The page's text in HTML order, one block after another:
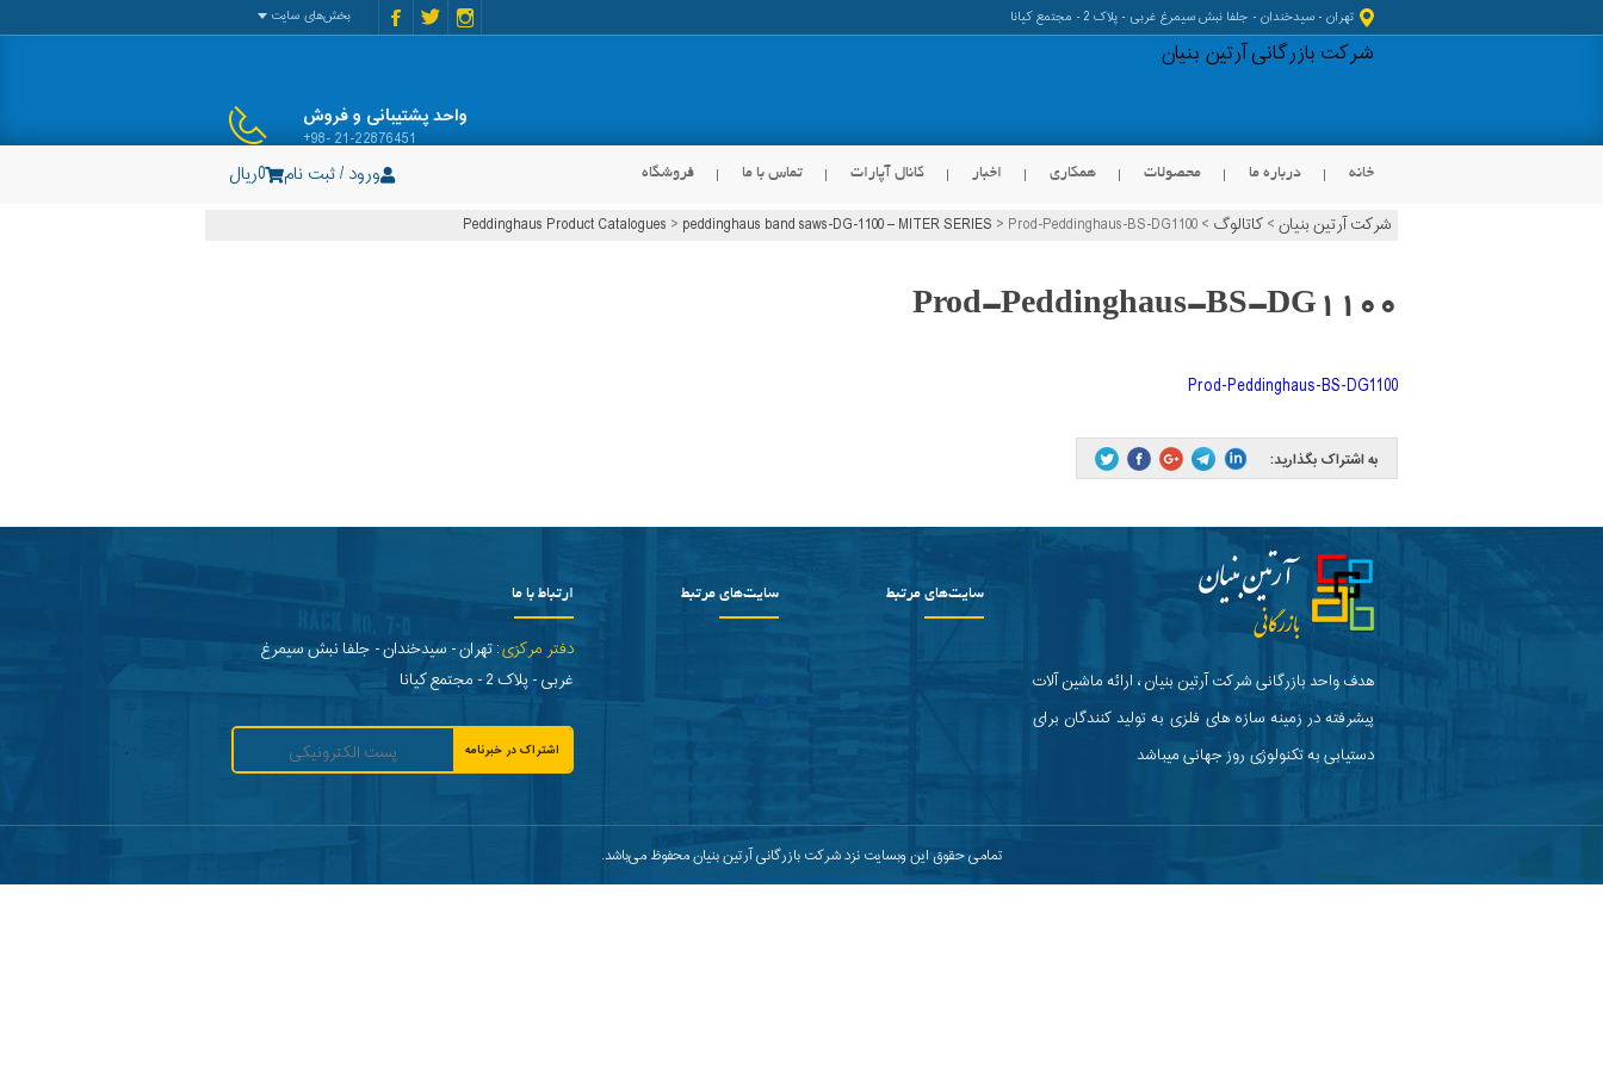
تهران - سیدخندان - جلفا نبش سیمرغ غربی - پلاک 2 - مجتمع کیانا بخش‌های سایت
شرکت بازرگانی آرتین بنیان
واحد پشتیبانی و فروش
+98- 21-22876451
خانه درباره ما محصولات
KOIKE
Graco Products
JEI Solutions Products
همکاری اخبار کانال آپارات تماس با ما فروشگاه ورود / ثبت نام 0ریال
شرکت آرتین بنیان>کاتالوگ >
Peddinghaus Product Catalogues > peddinghaus band saws-DG-1100 – MITER SERIES > Prod-Peddinghaus-BS-DG1100
Prod-Peddinghaus-BS-DG1100
Prod-Peddinghaus-BS-DG1100
به اشتراک بگذارید:
هدف واحد بازرگانی شرکت آرتین بنیان ، ارائه ماشین آلات
پیشرفته در زمینه سازه های فلزی به تولید کنندگان برای
دستیابی به تکنولوژی روز جهانی میباشد
سایت‌های مرتبط سایت‌های مرتبط ارتباط با ما
دفتر مرکزی:تهران - سیدخندان - جلفا نبش سیمرغ
غربی - پلاک 2 - مجتمع کیانا
اشتراک در خبرنامه
تمامی حقوق این وبسایت نزد شرکت بازرگانی آرتین بنیان محفوظ می‌باشد.